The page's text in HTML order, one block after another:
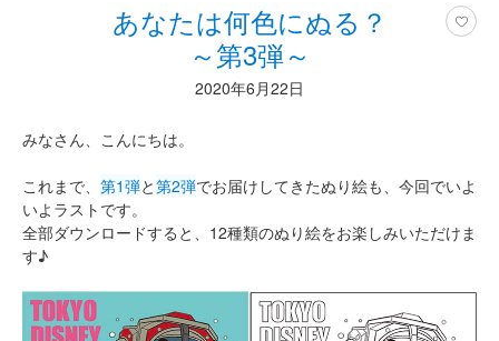
あなたは何色にぬる？
～第3弾～
2020年6月22日
みなさん、こんにちは。
これまで、 第1弾と第2弾でお届けしてきたぬり絵も、今回でいよ
いよラストです。
全部ダウンロードすると、12種類のぬり絵をお楽しみいただけま
す♪